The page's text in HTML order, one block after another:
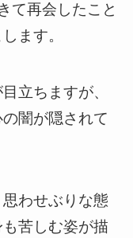
て再会したこと
ます。
立ちますが、
闇が隠されて
わせぶりな態
苦しむ姿が描